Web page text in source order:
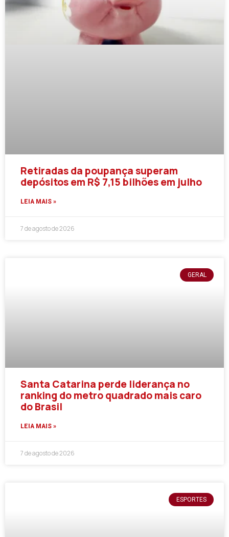
Retiradas da poupança superam
depósitos em R$ 7,15 bilhões em julho
LEIA MAIS »
7 de agosto de 2026
GERAL
Santa Catarina perde liderança no
ranking do metro quadrado mais caro
do Brasil
LEIA MAIS »
7 de agosto de 2026
ESPORTES